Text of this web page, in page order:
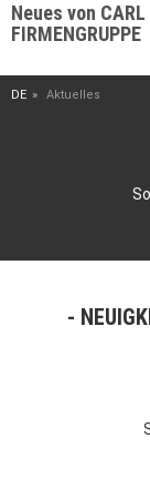
Neues von
FIRMENGRUPPE
DE Aktuelles